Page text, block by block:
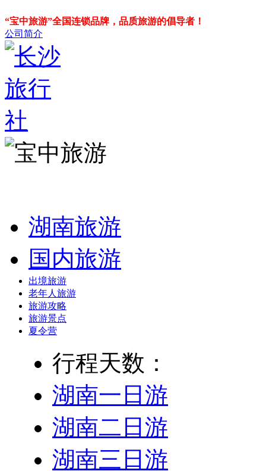
“宝中旅游”全国连锁品牌，品质旅游的倡导者！
公司简介
湖南旅游
国内旅游
出境旅游
老年人旅游
旅游攻略
旅游景点
夏令营
行程天数：
湖南一日游
湖南二日游
湖南三日游